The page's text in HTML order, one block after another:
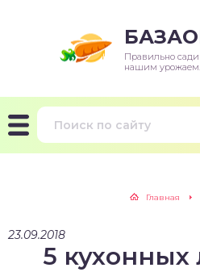
Правильно
нашим урожаем.
Главная
23.09.2018
5 кухонных